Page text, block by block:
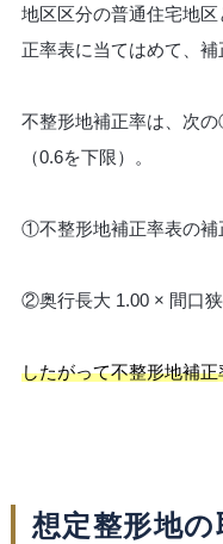
地区区分の普通住宅地
正率表に当てはめて、補
不整形地補正率は、次
（0.6を下限）。
①不整形地補正率表の補
②奥行長大 1.00 × 間口
したがって不整形地補
想定整形地の